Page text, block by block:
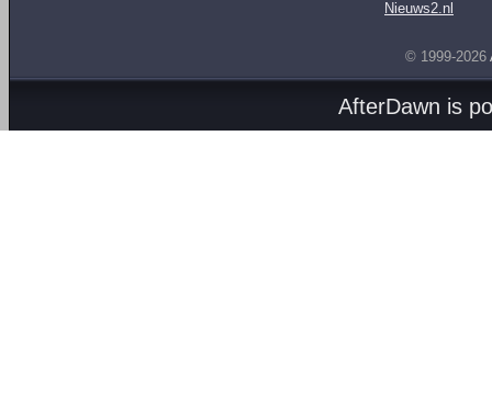
Nieuws2.nl
© 1999-2026
AfterDawn is